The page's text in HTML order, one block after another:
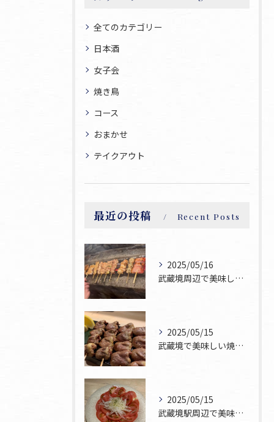
全てのカテゴリー
日本酒
女子会
焼き鳥
コース
おまかせ
テイクアウト
最近の投稿 Recent Posts
2025/05/16
武蔵境周辺で美味しい焼鳥が食べられるお店焼鳥ゆうです♪
2025/05/15
武蔵境で美味しい焼鳥お探しならぜひ焼鳥ゆうへお越し下さい！
2025/05/15
武蔵境駅周辺で美味しい焼鳥が食べられるお店焼鳥ゆうです♪